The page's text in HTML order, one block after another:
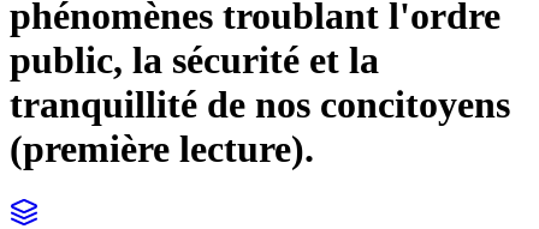
phénomènes troublant l'ordre
public, la sécurité et la
tranquillité de nos concitoyens
(première lecture).